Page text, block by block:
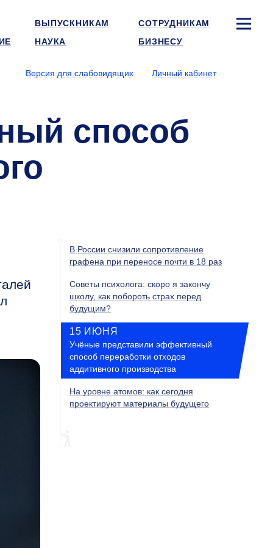
ВЫПУСКНИКАМ
СОТРУДНИКАМ
НАУКА БИЗНЕСУ
Версия для слабовидящих Личный кабинет
способ
В России снизили сопротивление
графена при переносе почти в 18 раз
Советы психолога: скоро я закончу
школу, как побороть страх перед
будущим?
15 ИЮНЯ
Учёные представили эффективный
способ переработки отходов
аддитивного производства
На уровне атомов: как сегодня
проектируют материалы будущего